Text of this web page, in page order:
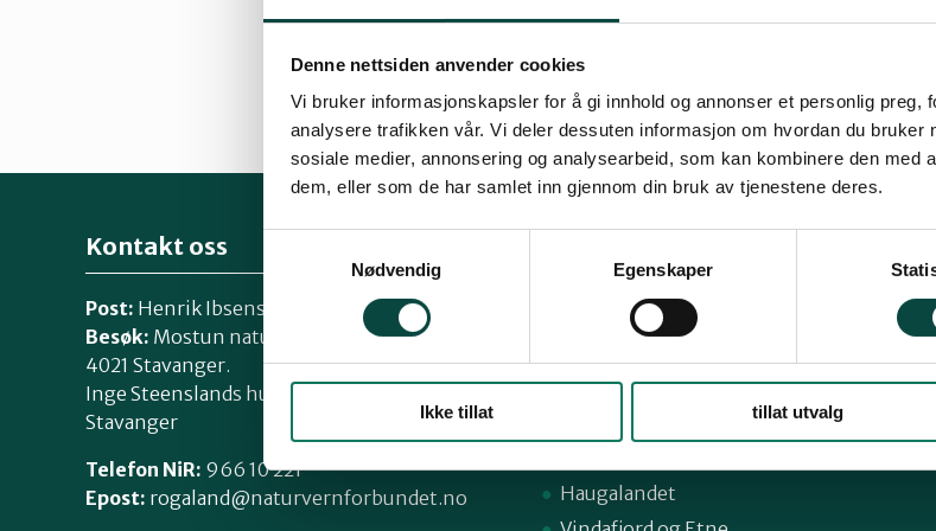
Denne nettsiden anvender cookies
Vi bruker informasjonskapsler for å gi innhold og annonser et personlig preg,
analysere trafikken vår. Vi deler dessuten informasjon om hvordan du bruker
sosiale medier, annonsering og analysearbeid, som kan kombinere den med
dem, eller som de har samlet inn gjennom din bruk av tjenestene deres.
Nødvendig
Egenskaper
Ikke tillat tillat utvalg
ByErik Thoring
28.03.2014 15:43
Kontakt oss
Post: Henrik Ibsensgate 59, 4021 Stavanger
Besøk: Mostun natursenter, Henrik Ibsensgate 59,
4021 Stavanger.
Inge Steenslands hus, Henrik Ibsensgate 61, 4021
Stavanger
Telefon NiR: 966 10 221
Epost: rogaland@naturvernforbundet.no
Sandnes
Strand
Haugalandet